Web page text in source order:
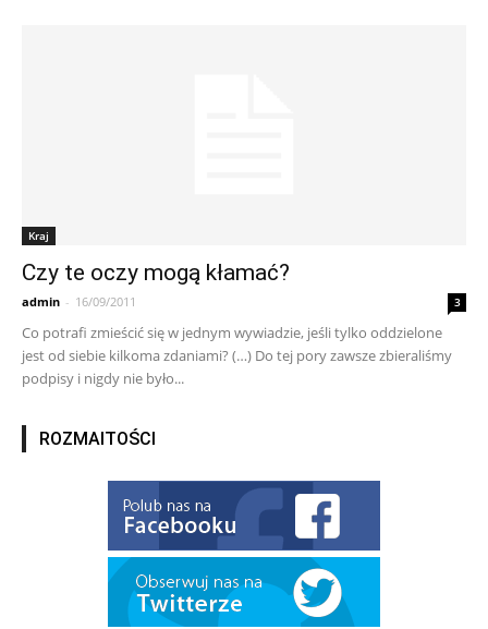
Kraj
Czy te oczy mogą kłamać?
admin - 16/09/2011 3
Co potrafi zmieścić się w jednym wywiadzie, jeśli tylko oddzielone
jest od siebie kilkoma zdaniami? (…) Do tej pory zawsze zbieraliśmy
podpisy i nigdy nie było...
ROZMAITOŚCI